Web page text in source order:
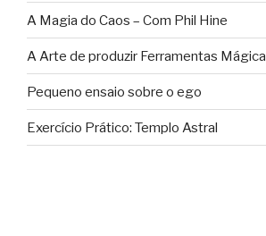
A Magia do Caos – Com Phil Hine
A Arte de produzir Ferramentas
Pequeno ensaio sobre o ego
Exercício Prático: Templo Astral